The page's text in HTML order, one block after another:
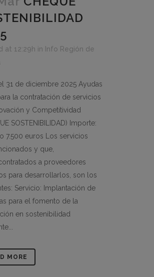
at 12:29h in Info Región de
31 de diciembre 2025 Ayudas
la contratación de servicios
y Competitividad
SOSTENIBILIDAD) Importe:
7.500 euros Los servicios
y que,
a proveedores
para desarrollarlos, son los
Servicio: Implantación de
para el fomento de la
en sostenibilidad
MORE